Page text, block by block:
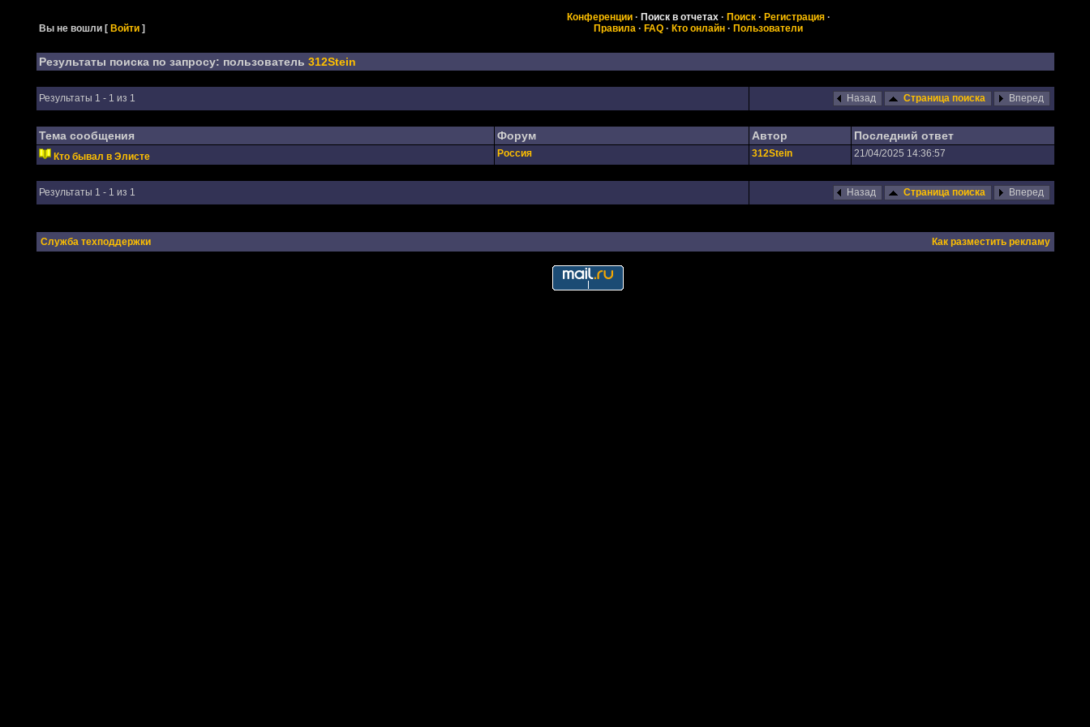
Вы не вошли [Войти ]
Конференции· Поиск в отчетах· Поиск· Регистрация·
Правила · FAQ · Кто онлайн · Пользователи
Результаты поиска по запросу: пользователь 312Stein
Результаты 1 - 1 из 1 Назад Страница поиска Вперед
Тема сообщения Форум Автор Последний ответ
Кто бывал в Элисте Россия 312Stein 21/04/2025 14:36:57
Результаты 1 - 1 из 1 Назад Страница поиска Вперед
Служба техподдержки Как разместить рекламу